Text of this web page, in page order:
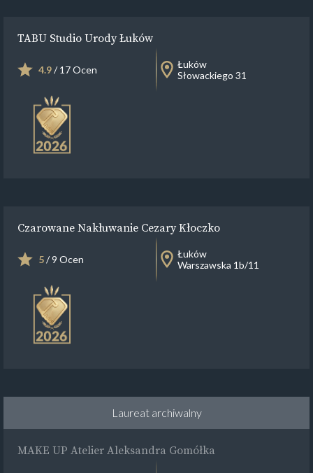
TABU Studio Urody Łuków
4.9/ 17 Ocen
Łuków
Słowackiego 31
Czarowane Nakłuwanie Cezary Kłoczko
5/ 9 Ocen
Łuków
Warszawska 1b/11
Laureat archiwalny
MAKE UP Atelier Aleksandra Gomółka